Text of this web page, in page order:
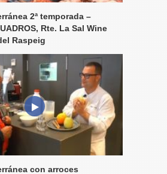
2ª temporada –
Rte. La Sal Wine
Raspeig
con arroces